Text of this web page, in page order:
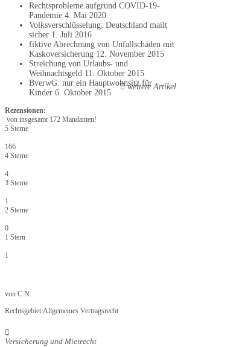
Rechtsprobleme aufgrund COVID-19-
Pandemie 4. Mai 2020
Volksverschlüsselung: Deutschland mailt
sicher 1. Juli 2016
fiktive Abrechnung von Unfallschäden mit
Kaskoversicherung 12. November 2015
Streichung von Urlaubs- und
Weihnachtsgeld 11. Oktober 2015
BverwG: nur ein Hauptwohnsitz für
Kinder 6. Oktober 2015
weitere Artikel
Rezensionen:
von insgesamt 172 Mandanten!
5 Sterne
166
4 Sterne
4
3 Sterne
1
2 Sterne
0
1 Stern
1
von C.N.
Rechtsgebiet:Allgemeines Vertragsrecht
Versicherung und Mietrecht